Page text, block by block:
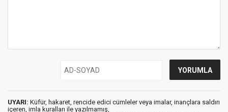
UYARI: Küfür, hakaret, rencide edici cümleler veya imalar, inançlara saldırı
içeren, imla kuralları ile yazılmamış,